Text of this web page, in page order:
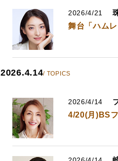
2026/4/21
舞台「ハム
2026.4.14/ TOPICS
2026/4/14
4/20(月)BS